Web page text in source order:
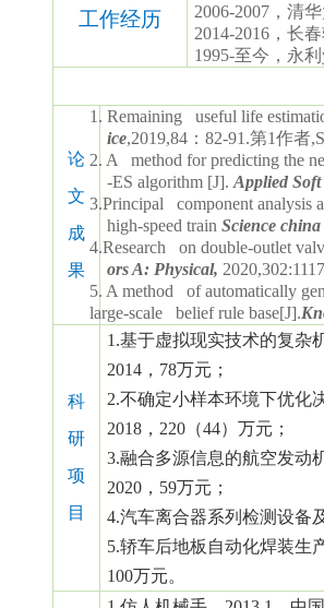
工作经历
2006-2007，清
2014-2016， 长
1995-至今，永利
论
文
成
果
1. Remaining useful life
ice,2019,84： 82-91.第1作者
2. A method for predicting the
-ES algorithm [J]. Applied
3.Principal component analysis
high-speed train Science
4.Research on double-outlet
ors A: Physical,
5. A method of automatically
large-scale belief rule base[J].
科
研
项
目
1.基于虚拟现实技术的复杂
2014， 78万元；
2.不确定小样本环境下优化
2018， 220（44）万元；
3.融合多源信息的航空发动
2020， 59万元；
4.汽车离合器系列检测设备
5.轿车后地板自动化焊装生
100万元。